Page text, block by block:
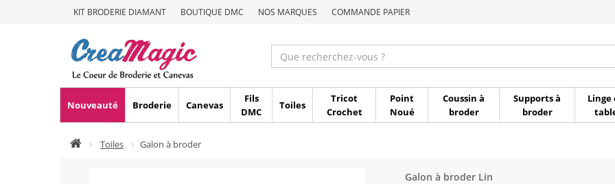
KIT BRODERIE DIAMANT BOUTIQUE DMC NOS MARQUES COMMANDE PAPIER
Nouveauté Broderie Canevas
Fils
DMC
Toiles
Tricot
Crochet
Point
Noué
Coussin à
broder
Supports à
broder
Linge
Toiles Galon à broder
Galon à broder Lin